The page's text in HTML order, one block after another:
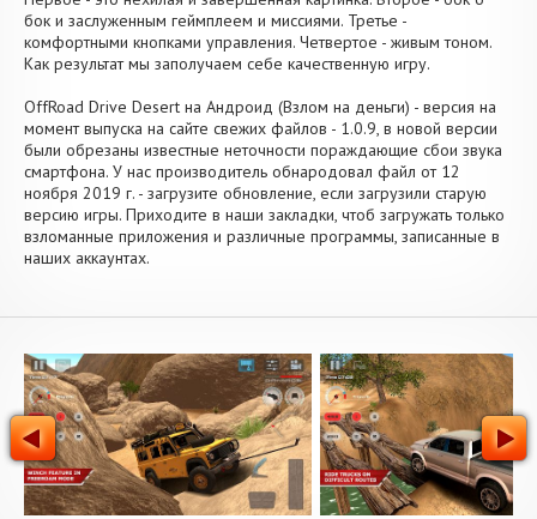
бок и заслуженным геймплеем и миссиями. Третье -
комфортными кнопками управления. Четвертое - живым тоном.
Как результат мы заполучаем себе качественную игру.
OffRoad Drive Desert на Андроид (Взлом на деньги) - версия на
момент выпуска на сайте свежих файлов - 1.0.9, в новой версии
были обрезаны известные неточности пораждающие сбои звука
смартфона. У нас производитель обнародовал файл от 12
ноября 2019 г. - загрузите обновление, если загрузили старую
версию игры. Приходите в наши закладки, чтоб загружать только
взломанные приложения и различные программы, записанные в
наших аккаунтах.